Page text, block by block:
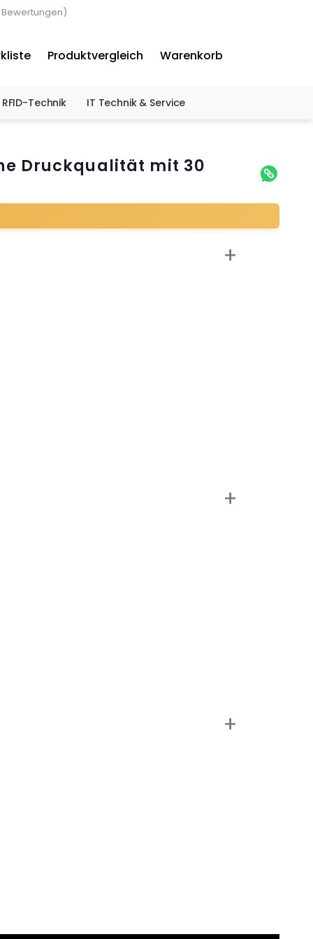
Produktvergleich Warenkorb
RFID-Technik IT Technik & Service
Druckqualität mit 30
+
+
+